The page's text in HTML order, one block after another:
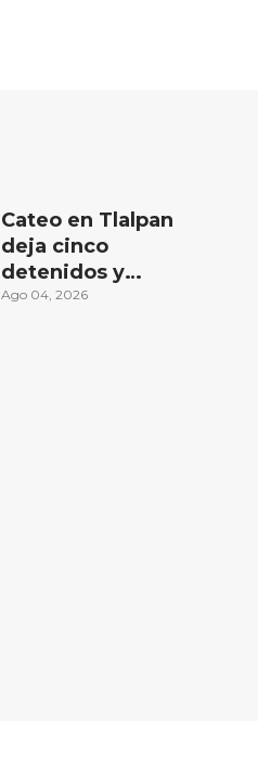
Cateo en Tlalpan
deja cinco
detenidos y
decomiso de droga
Ago 04, 2026